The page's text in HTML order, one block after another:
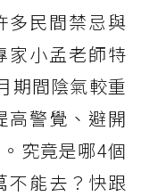
多民間禁忌與
家小孟老師特
期間陰氣較重
高警覺、避開
究竟是哪4個
不能去？快跟